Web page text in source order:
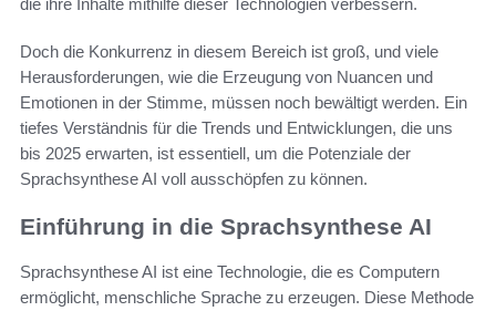
die ihre Inhalte mithilfe dieser Technologien verbessern.
Doch die Konkurrenz in diesem Bereich ist groß, und viele
Herausforderungen, wie die Erzeugung von Nuancen und
Emotionen in der Stimme, müssen noch bewältigt werden. Ein
tiefes Verständnis für die Trends und Entwicklungen, die uns
bis 2025 erwarten, ist essentiell, um die Potenziale der
Sprachsynthese AI voll ausschöpfen zu können.
Einführung in die Sprachsynthese AI
Sprachsynthese AI ist eine Technologie, die es Computern
ermöglicht, menschliche Sprache zu erzeugen. Diese Methode